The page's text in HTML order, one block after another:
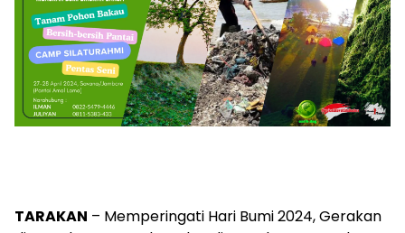
TARAKAN – Memperingati Hari Bumi 2024, Gerakan